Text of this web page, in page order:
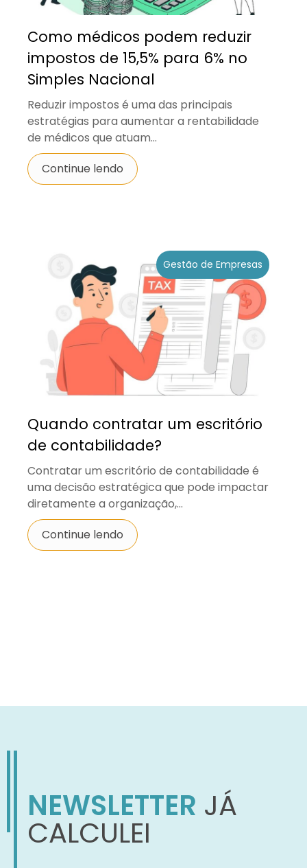
Como médicos podem reduzir
impostos de 15,5% para 6% no
Simples Nacional
Reduzir impostos é uma das principais
estratégias para aumentar a rentabilidade
de médicos que atuam...
Continue lendo
Gestão de Empresas
Quando contratar um escritório
de contabilidade?
Contratar um escritório de contabilidade é
uma decisão estratégica que pode impactar
diretamente a organização,...
Continue lendo
NEWSLETTER JÁ
CALCULEI